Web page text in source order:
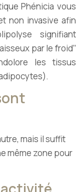
Phénicia vous
non invasive afin
signifiant
par le froid’’
les tissus
mais il suffit
même zone pour